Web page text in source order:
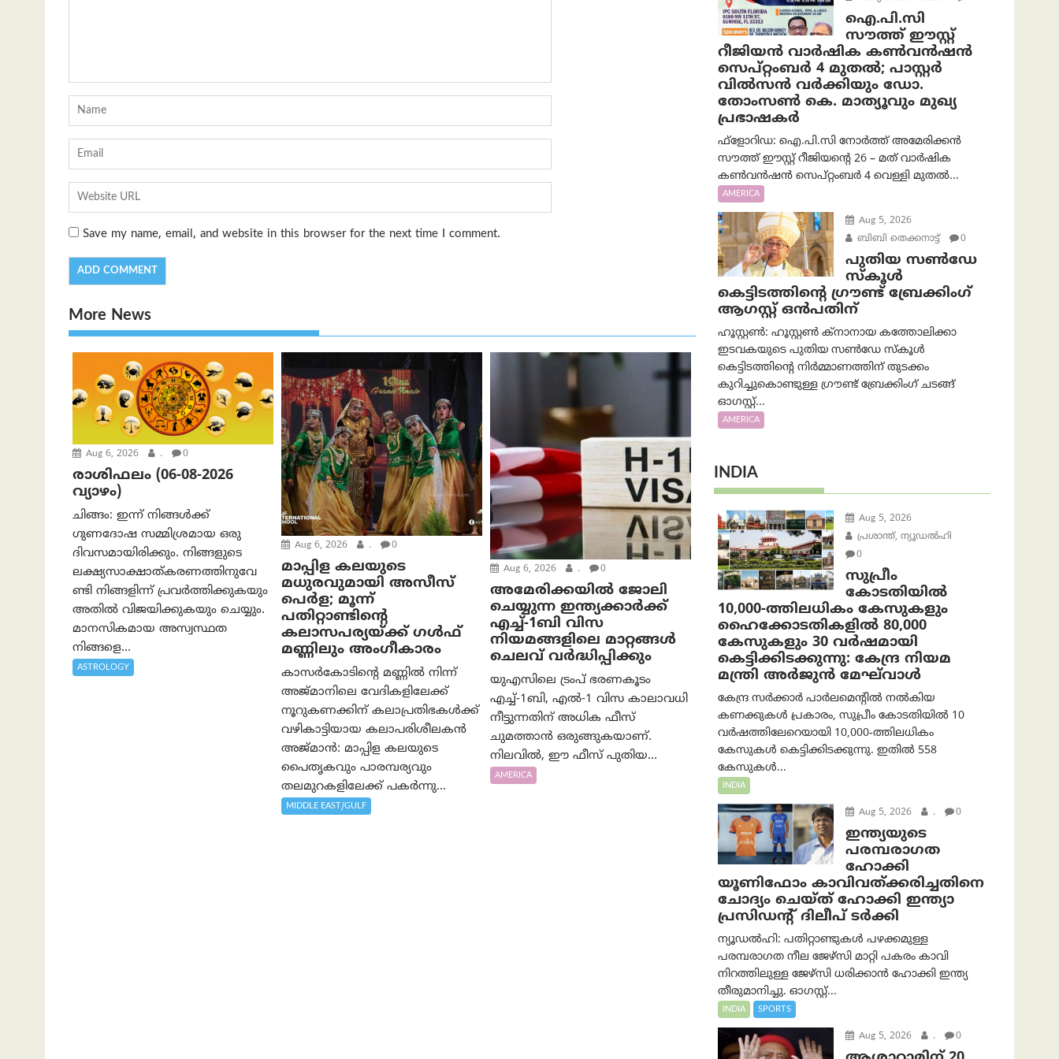
Save my name, email, and website in this browser for the next time I comment.
More News
Aug 6, 2026 . 0
രാശിഫലം (06-08-2026
വ്യാഴം)
ചിങ്ങം: ഇന്ന് നിങ്ങൾക്ക്
ഗുണദോഷ സമ്മിശ്രമായ ഒരു
ദിവസമായിരിക്കും. നിങ്ങളുടെ
ലക്ഷ്യസാക്ഷാത്കരണത്തിനുവേ
ണ്ടി നിങ്ങളിന്ന് പ്രവർത്തിക്കുകയും
അതില്‍ വിജയിക്കുകയും ചെയ്യും.
മാനസികമായ അസ്വസ്ഥത
നിങ്ങളെ...
ASTROLOGY
Aug 6, 2026 . 0
മാപ്പിള കലയുടെ
മധുരവുമായി അസീസ്
പെർള; മൂന്ന്
പതിറ്റാണ്ടിന്റെ
കലാസപര്യയ്ക്ക് ഗൾഫ്
മണ്ണിലും അംഗീകാരം
കാസർകോടിന്റെ മണ്ണിൽ നിന്ന്
അജ്മാനിലെ വേദികളിലേക്ക്
നൂറുകണക്കിന് കലാപ്രതിഭകൾക്ക്
വഴികാട്ടിയായ കലാപരിശീലകൻ
അജ്മാൻ: മാപ്പിള കലയുടെ
പൈതൃകവും പാരമ്പര്യവും
തലമുറകളിലേക്ക് പകർന്നു...
MIDDLE EAST/GULF
Aug 6, 2026 . 0
അമേരിക്കയില്‍ ജോലി
ചെയ്യുന്ന ഇന്ത്യക്കാർക്ക്
എച്ച്-1ബി വിസ
നിയമങ്ങളിലെ മാറ്റങ്ങൾ
ചെലവ് വർദ്ധിപ്പിക്കും
യുഎസിലെ ട്രംപ് ഭരണകൂടം
എച്ച്-1ബി, എൽ-1 വിസ കാലാവധി
നീട്ടുന്നതിന് അധിക ഫീസ്
ചുമത്താൻ ഒരുങ്ങുകയാണ്.
നിലവിൽ, ഈ ഫീസ് പുതിയ...
AMERICA
ഐ.പി.സി
സൗത്ത് ഈസ്റ്റ്
റീജിയൻ വാർഷിക കൺവൻഷൻ
സെപ്റ്റംബർ 4 മുതൽ; പാസ്റ്റർ
വിൽസൻ വർക്കിയും ഡോ.
തോംസൺ കെ. മാത്യൂവും മുഖ്യ
പ്രഭാഷകർ
ഫ്ളോറിഡ: ഐ.പി.സി നോർത്ത് അമേരിക്കൻ
സൗത്ത് ഈസ്റ്റ് റീജിയന്റെ 26 – മത് വാർഷിക
കൺവൻഷൻ സെപ്റ്റംബർ 4 വെള്ളി മുതൽ...
AMERICA
Aug 5, 2026
ബിബി തെക്കനാട്ട്
0
പുതിയ സൺഡേ
സ്കൂൾ
കെട്ടിടത്തിന്റെ ഗ്രൗണ്ട് ബ്രേക്കിംഗ്
ആഗസ്റ്റ് ഒൻപതിന്
ഹൂസ്റ്റൺ: ഹൂസ്റ്റൺ ക്നാനായ കത്തോലിക്കാ
ഇടവകയുടെ പുതിയ സൺഡേ സ്കൂൾ
കെട്ടിടത്തിന്റെ നിർമ്മാണത്തിന് തുടക്കം
കുറിച്ചുകൊണ്ടുള്ള ഗ്രൗണ്ട് ബ്രേക്കിംഗ് ചടങ്ങ്
ഓഗസ്റ്റ്...
AMERICA
INDIA
Aug 5, 2026
പ്രശാന്ത്, ന്യൂഡല്‍ഹി
0
സുപ്രീം
കോടതിയിൽ
10,000-ത്തിലധികം കേസുകളും
ഹൈക്കോടതികളിൽ 80,000
കേസുകളും 30 വർഷമായി
കെട്ടിക്കിടക്കുന്നു: കേന്ദ്ര നിയമ
മന്ത്രി അര്‍ജുന്‍ മേഘ്‌വാള്‍
കേന്ദ്ര സർക്കാർ പാർലമെന്റിൽ നൽകിയ
കണക്കുകൾ പ്രകാരം, സുപ്രീം കോടതിയിൽ 10
വർഷത്തിലേറെയായി 10,000-ത്തിലധികം
കേസുകൾ കെട്ടിക്കിടക്കുന്നു. ഇതിൽ 558
കേസുകൾ...
INDIA
Aug 5, 2026 . 0
ഇന്ത്യയുടെ
പരമ്പരാഗത
ഹോക്കി
യൂണിഫോം കാവിവത്ക്കരിച്ചതിനെ
ചോദ്യം ചെയ്ത് ഹോക്കി ഇന്ത്യാ
പ്രസിഡന്റ് ദിലീപ് ടര്‍ക്കി
ന്യൂഡൽഹി: പതിറ്റാണ്ടുകൾ പഴക്കമുള്ള
പരമ്പരാഗത നീല ജേഴ്‌സി മാറ്റി പകരം കാവി
നിറത്തിലുള്ള ജേഴ്‌സി ധരിക്കാൻ ഹോക്കി ഇന്ത്യ
തീരുമാനിച്ചു. ഓഗസ്റ്റ്...
INDIA SPORTS
Aug 5, 2026 . 0